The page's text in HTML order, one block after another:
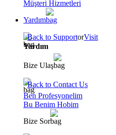
Müşteri Hizmetleri
Yardım
Back to SupportorVisit
Yardım
Bize Ulaş
Back to Contact Us
Ben Profesyonelim
Bu Benim Hobim
Bize Sor